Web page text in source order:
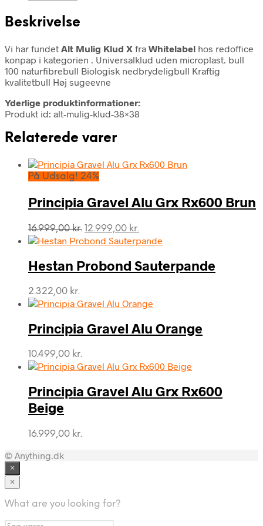
Beskrivelse
Vi har fundet Alt Mulig Klud X fra Whitelabel hos redoffice
konpap i kategorien . Universalklud uden microplast. bull
100 naturfibrebull Biologisk nedbrydeligbull Kraftig
kvalitetbull Høj sugeevne
Yderlige produktinformationer:
Produkt id: alt-mulig-klud-38×38
Relaterede varer
På Udsalg! 24%
Principia Gravel Alu Grx Rx600 Brun
16.999,00kr. Den
oprindelige
var:
16.999,00 kr..
12.999,00 kr.
aktuelle
er:
12.999,00 kr..
Hestan Probond Sauterpande
2.322,00 kr.
Principia Gravel Alu Orange
10.499,00 kr.
Principia Gravel Alu Grx Rx600
Beige
16.999,00 kr.
© Anything.dk
×
×
What are you looking for?